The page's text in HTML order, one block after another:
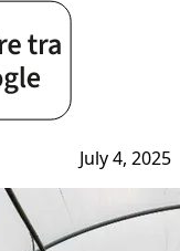
July 4, 2025